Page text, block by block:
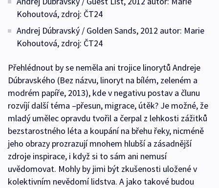
Kohoutová, zdroj: ČT24
Andrej Dúbravský / Golden Sands, 2012 autor: Marie
Kohoutová, zdroj: ČT24
Přehlédnout by se neměla ani trojice linorytů Andreje
Dúbravského (Bez názvu, linoryt na bílém, zeleném a
modrém papíře, 2013), kde v negativu postav a člunu
rozvíjí další téma –přesun, migrace, útěk? Je možné, že
mladý umělec opravdu tvořil a čerpal z lehkosti zážitků
bezstarostného léta a koupání na břehu řeky, nicméně
jeho obrazy prozrazují mnohem hlubší a zásadnější
zdroje inspirace, i když si to sám ani nemusí
uvědomovat. Mohly by jimi být zkušenosti uložené v
kolektivním nevědomí lidstva. A jako takové budou